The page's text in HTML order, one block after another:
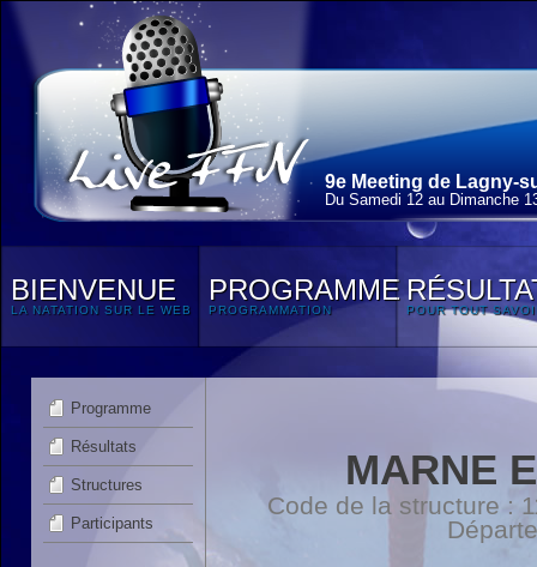
9e Meeting de Lagny-
Du Samedi 12 au Dimanche
BIENVENUE
LA NATATION SUR LE WEB
PROGRAMME
PROGRAMMATION POUR TOUT
Programme
Résultats
Structures
Participants
MARNE
Code de la structure :